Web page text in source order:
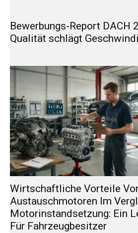
Bewerbungs-Report DACH
Qualität schlägt
Wirtschaftliche Vorteile
Austauschmotoren Im
Motorinstandsetzung: Ein
Für Fahrzeugbesitzer